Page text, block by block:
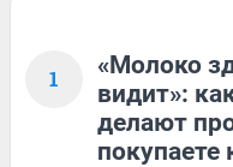
1
«Молоко
видит»:
делают